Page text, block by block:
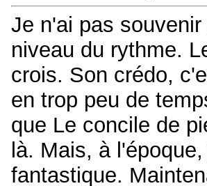
Je n'ai pas
niveau du rythme.
crois. Son crédo,
en trop peu de
que Le concile de
là. Mais, à
fantastique.